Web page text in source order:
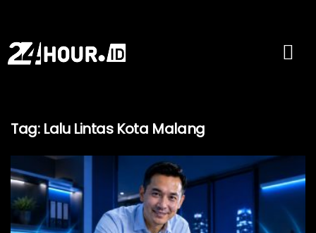
Tag: Lalu Lintas Kota Malang